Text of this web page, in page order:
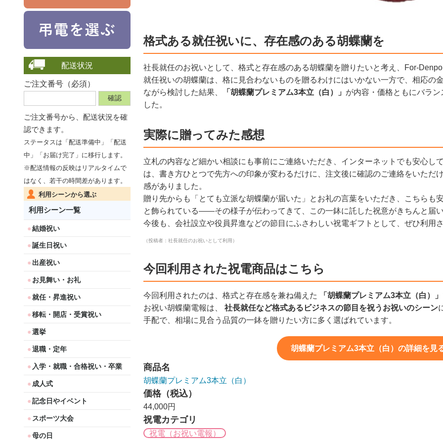
配送状況
ご注文番号（必須）
ご注文番号から、 配送状況を確
認できます。
ステータスは「配送準備中」「配送
中」「お届け完了」に移行します。
※配送情報の反映はリアルタイムで
はなく、若干の時間差があります。
利用シーンから選ぶ
利用シーン一覧
結婚祝い
誕生日祝い
出産祝い
お見舞い・お礼
就任・昇進祝い
移転・開店・受賞祝い
選挙
退職・定年
入学・就職・合格祝い・卒業
成人式
記念日やイベント
スポーツ大会
母の日
格式ある就任祝いに、存在感のある胡蝶蘭を
社長就任のお祝いとして、格式と存在感のある胡蝶蘭を贈りたいと考え、For-
就任祝いの胡蝶蘭は、格に見合わないものを贈るわけにはいかない一方で、相応の
ながら検討した結果、
「胡蝶蘭プレミアム3本立（白）」 が内容・価格ともにバラ
した。
実際に贈ってみた感想
立札の内容など細かい相談にも事前にご連絡いただき、インターネットでも安心し
は、書き方ひとつで先方への印象が変わるだけに、注文後に確認のご連絡をいただ
感がありました。
贈り先からも「とても立派な胡蝶蘭が届いた」とお礼の言葉をいただき、こちらも
と飾られている——その様子が伝わってきて、この一鉢に託した祝意がきちんと届
今後も、会社設立や役員昇進などの節目にふさわしい祝電ギフトとして、ぜひ利用
（投稿者：社長就任のお祝いとして利用）
今回利用された祝電商品はこちら
今回利用されたのは、格式と存在感を兼ね備えた 「胡蝶蘭プレミアム3本立（白）」
お祝い胡蝶蘭電報は、 社長就任など格式あるビジネスの節目を祝うお祝いのシーン
手配で、相場に見合う品質の一鉢を贈りたい方に多く選ばれています。
胡蝶蘭プレミアム3本立（白）の詳細を見
商品名
胡蝶蘭プレミアム3本立（白）
価格（税込）
44,000円
祝電カテゴリ
祝電（お祝い電報）